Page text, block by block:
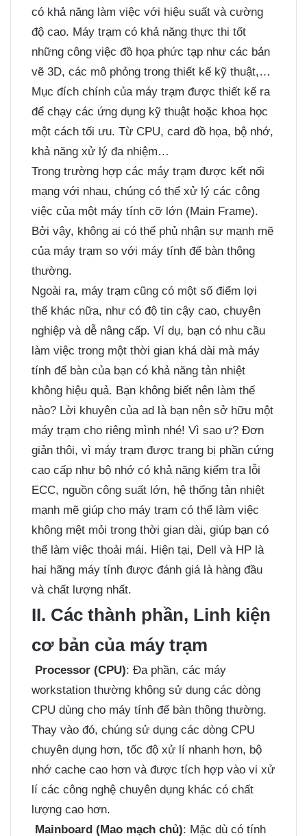
có khả năng làm việc với hiệu suất và cường
độ cao. Máy trạm có khả năng thực thi tốt
những công việc đồ họa phức tạp như các bản
vẽ 3D, các mô phỏng trong thiết kế kỹ thuật,…
Mục đích chính của máy trạm được thiết kế ra
để chạy các ứng dụng kỹ thuật hoặc khoa học
một cách tối ưu. Từ CPU, card đồ họa, bộ nhớ,
khả năng xử lý đa nhiệm…
Trong trường hợp các máy trạm được kết nối
mạng với nhau, chúng có thể xử lý các công
việc của một máy tính cỡ lớn (Main Frame).
Bởi vậy, không ai có thể phủ nhận sự mạnh mẽ
của máy trạm so với máy tính để bàn thông
thường.
Ngoài ra, máy trạm cũng có một số điểm lợi
thế khác nữa, như có độ tin cậy cao, chuyên
nghiệp và dễ nâng cấp. Ví dụ, bạn có nhu cầu
làm việc trong một thời gian khá dài mà máy
tính để bàn của bạn có khả năng tản nhiệt
không hiệu quả. Bạn không biết nên làm thế
nào? Lời khuyên của ad là bạn nên sở hữu một
máy trạm cho riêng mình nhé! Vì sao ư? Đơn
giản thôi, vì máy trạm được trang bị phần cứng
cao cấp như bộ nhớ có khả năng kiểm tra lỗi
ECC, nguồn công suất lớn, hệ thống tản nhiệt
mạnh mẽ giúp cho máy trạm có thể làm việc
không mệt mỏi trong thời gian dài, giúp bạn có
thể làm việc thoải mái. Hiện tại, Dell và HP là
hai hãng máy tính được đánh giá là hàng đầu
và chất lượng nhất.
II. Các thành phần, Linh kiện
cơ bản của máy trạm
Processor (CPU): Đa phần, các máy
workstation thường không sử dụng các dòng
CPU dùng cho máy tính để bàn thông thường.
Thay vào đó, chúng sử dụng các dòng CPU
chuyên dụng hơn, tốc độ xử lí nhanh hơn, bộ
nhớ cache cao hơn và được tích hợp vào vi xử
lí các công nghệ chuyên dụng khác có chất
lượng cao hơn.
Mainboard (Mao mạch chủ): Mặc dù có tính